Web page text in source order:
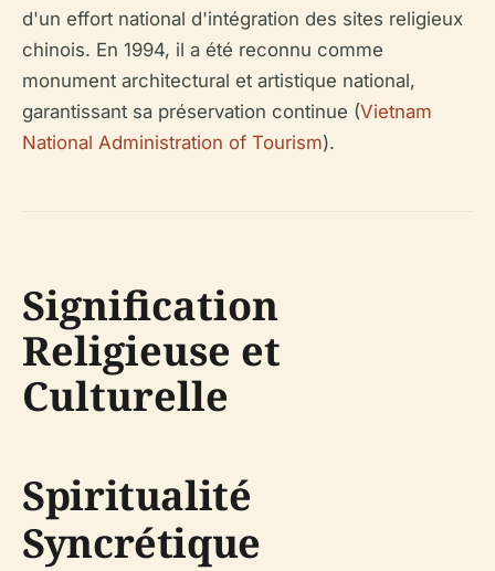
d'un effort national d'intégration des sites religieux
chinois. En 1994, il a été reconnu comme
monument architectural et artistique national,
garantissant sa préservation continue (Vietnam
National Administration of Tourism).
Signification
Religieuse et
Culturelle
Spiritualité
Syncrétique